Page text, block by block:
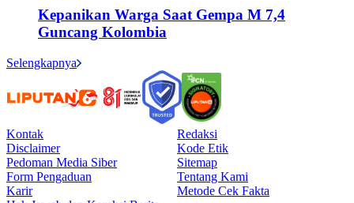
Kepanikan Warga Saat Gempa M 7,4
Guncang Kolombia
Selengkapnya
Kontak
Redaksi
Disclaimer
Kode Etik
Pedoman Media Siber
Sitemap
Form Pengaduan
Tentang Kami
Karir
Metode Cek Fakta